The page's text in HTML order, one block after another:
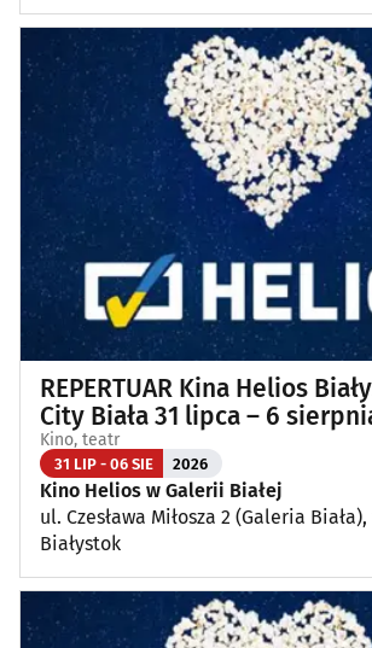
Dla dzieci (3)
Targi, konferencje(8)
Wykłady, pokazy, imprezy
Poza Białymstokiem (1)
REPERTUAR Kina Helios
City Biała 31 lipca – 6
Kino, teatr
31 LIP - 06 SIE 2026
Kino Helios w Galerii Białej
ul. Czesława Miłosza 2 (Galeria Biała),
Białystok